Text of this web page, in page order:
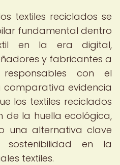
textiles reciclados se
fundamental dentro
en la era digital,
y fabricantes a
con el
comparativa evidencia
los textiles reciclados
de la huella ecológica,
una alternativa clave
en la
textiles.